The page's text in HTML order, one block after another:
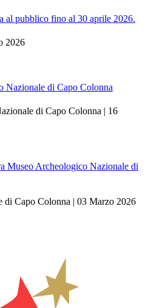
al pubblico fino al 30 aprile 2026.
2026
Nazionale di Capo Colonna
di Capo Colonna | 16
Museo Archeologico Nazionale di
di Capo Colonna | 03 Marzo 2026